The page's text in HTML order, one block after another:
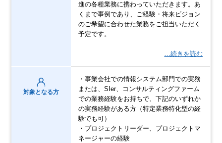
進の各種業務に携わっていただきます。あ
くまで事例であり、ご経験・将来ビジョン
のご希望に合わせた業務をご担当いただく
予定です。
…続きを読む
対象となる方
・事業会社での情報システム部門での実務
または、SIer、コンサルティングファーム
での業務経験をお持ちで、下記のいずれか
の実務経験がある方（特定業務特化型の経
験でも可）
・プロジェクトリーダー、プロジェクトマ
ネージャーの経験